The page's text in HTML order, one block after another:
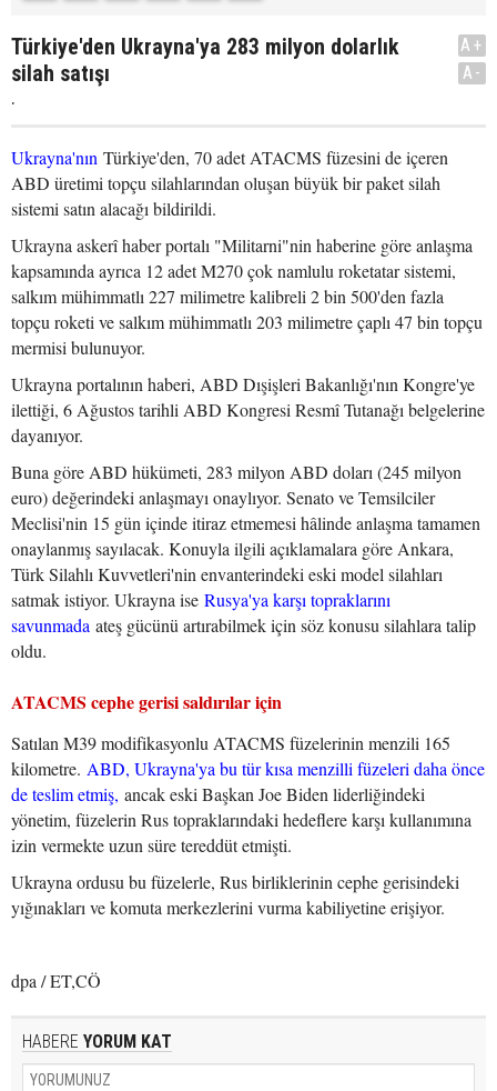
Türkiye'den Ukrayna'ya 283 milyon dolarlık
silah satışı
.
A+
A-
Ukrayna'nın Türkiye'den, 70 adet ATACMS füzesini de içeren
ABD üretimi topçu silahlarından oluşan büyük bir paket silah
sistemi satın alacağı bildirildi.
Ukrayna askerî haber portalı "Militarni"nin haberine göre anlaşma
kapsamında ayrıca 12 adet M270 çok namlulu roketatar sistemi,
salkım mühimmatlı 227 milimetre kalibreli 2 bin 500'den fazla
topçu roketi ve salkım mühimmatlı 203 milimetre çaplı 47 bin topçu
mermisi bulunuyor.
Ukrayna portalının haberi, ABD Dışişleri Bakanlığı'nın Kongre'ye
ilettiği, 6 Ağustos tarihli ABD Kongresi Resmî Tutanağı belgelerine
dayanıyor.
Buna göre ABD hükümeti, 283 milyon ABD doları (245 milyon
euro) değerindeki anlaşmayı onaylıyor. Senato ve Temsilciler
Meclisi'nin 15 gün içinde itiraz etmemesi hâlinde anlaşma tamamen
onaylanmış sayılacak. Konuyla ilgili açıklamalara göre Ankara,
Türk Silahlı Kuvvetleri'nin envanterindeki eski model silahları
satmak istiyor. Ukrayna ise Rusya'ya karşı topraklarını
savunmada ateş gücünü artırabilmek için söz konusu silahlara talip
oldu.
ATACMS cephe gerisi saldırılar için
Satılan M39 modifikasyonlu ATACMS füzelerinin menzili 165
kilometre. ABD, Ukrayna'ya bu tür kısa menzilli füzeleri daha önce
de teslim etmiş, ancak eski Başkan Joe Biden liderliğindeki
yönetim, füzelerin Rus topraklarındaki hedeflere karşı kullanımına
izin vermekte uzun süre tereddüt etmişti.
Ukrayna ordusu bu füzelerle, Rus birliklerinin cephe gerisindeki
yığınakları ve komuta merkezlerini vurma kabiliyetine erişiyor.
dpa / ET,CÖ
HABERE YORUM KAT